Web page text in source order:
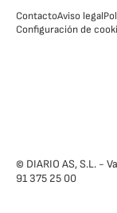
ContactoAviso legal
Configuración de
© DIARIO AS, S.L. -
91 375 25 00